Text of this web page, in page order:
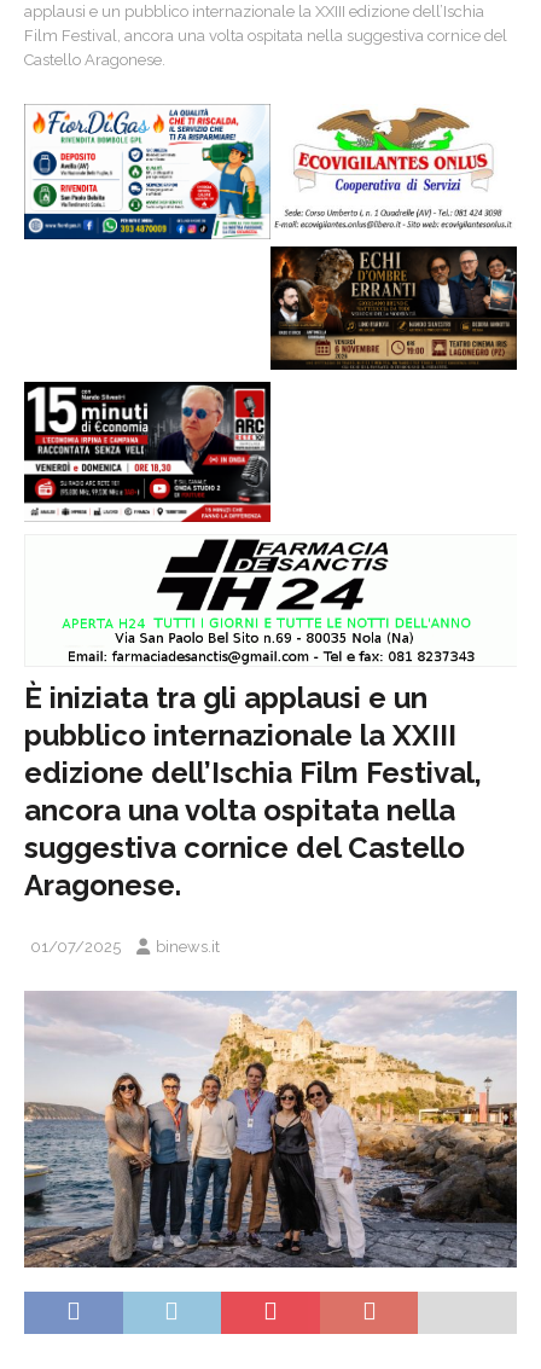
applausi e un pubblico internazionale la XXIII edizione dell’Ischia
Film Festival, ancora una volta ospitata nella suggestiva cornice del
Castello Aragonese.
È iniziata tra gli applausi e un
pubblico internazionale la XXIII
edizione dell’Ischia Film Festival,
ancora una volta ospitata nella
suggestiva cornice del Castello
Aragonese.
01/07/2025 binews.it